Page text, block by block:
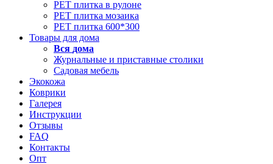
РЕТ плитка в рулоне
РЕТ плитка мозаика
РЕТ плитка 600*300
Товары для дома
Вся дома
Журнальные и приставные столики
Садовая мебель
Экокожа
Коврики
Галерея
Инструкции
Отзывы
FAQ
Контакты
Опт